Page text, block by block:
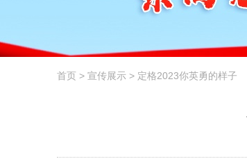
首页 > 宣传展示 > 定格2023你英勇的样子